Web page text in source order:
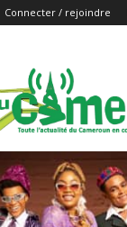
Connecter / rejoindre